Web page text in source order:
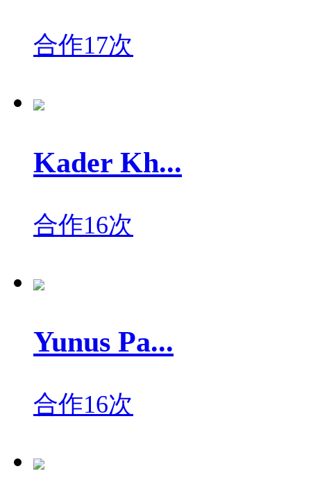
合作17次
Kader Kh...
合作16次
Yunus Pa...
合作16次